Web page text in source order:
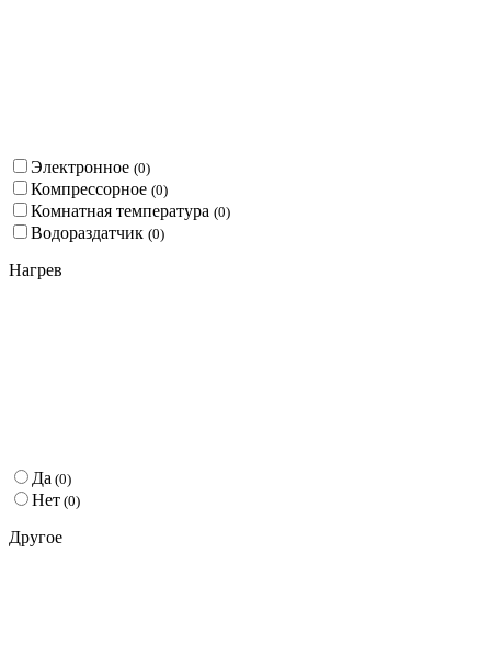
Электронное (0)
Компрессорное (0)
Комнатная температура (0)
Водораздатчик (0)
Нагрев
Да (0)
Нет (0)
Другое